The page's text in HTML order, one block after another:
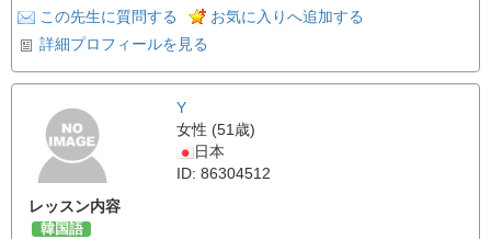
この先生に質問する
お気に入りへ追加する
詳細プロフィールを見る
Y
女性 (51歳)
日本
ID: 86304512
レッスン内容
韓国語